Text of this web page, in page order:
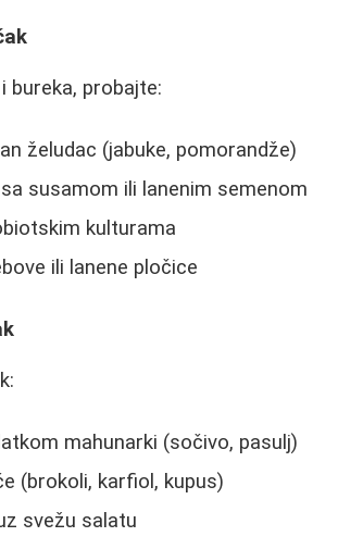
bureka, probajte:
želudac (jabuke, pomorandže)
susamom ili lanenim semenom
kulturama
ili lanene pločice
mahunarki (sočivo, pasulj)
(brokoli, karfiol, kupus)
svežu salatu